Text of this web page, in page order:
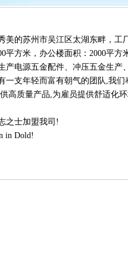
美的苏州市吴江区太湖东畔，工
平方米，办公楼面积：2000平方
产电源五金配件、冲压五金生产
一支年轻而富有朝气的团队,我们
高质量产品,为雇员提供舒适化
之士加盟我司!
in Dold!